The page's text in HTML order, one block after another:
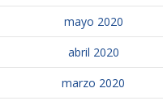
mayo 2020
abril 2020
marzo 2020